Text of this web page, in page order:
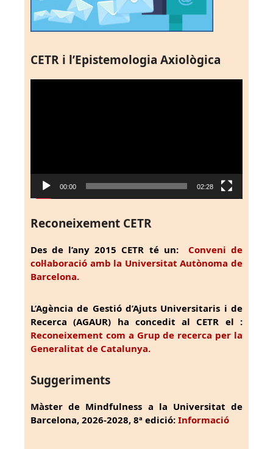
CETR i l’Epistemologia Axiològica
00:00 02:28
Reconeixement CETR
Des de l’any 2015 CETR té un: Conveni de
col·laboració amb la Universitat Autònoma de
Barcelona.
L’Agència de Gestió d’Ajuts Universitaris i de
Recerca (AGAUR) ha concedit al CETR el :
Reconeixement com a Grup de recerca per la
Generalitat de Catalunya.
Suggeriments
Màster de Mindfulness a la Universitat de
Barcelona, 2026-2028, 8ª edició: Informació